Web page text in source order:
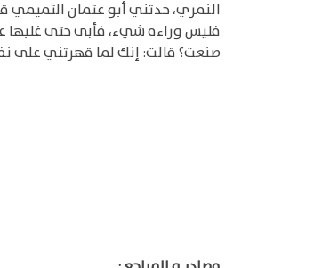
النمري، حدثني أبو عثمان التميمي
فليس وراءه شيء، فأبى حتى غلبها
صنعت؟ قالت: إنك لما قهرتني على